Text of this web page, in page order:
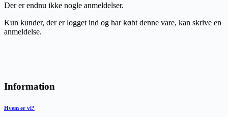
Der er endnu ikke nogle anmeldelser.
Kun kunder, der er logget ind og har købt denne vare, kan skrive en
anmeldelse.
Information
Hvem er vi?